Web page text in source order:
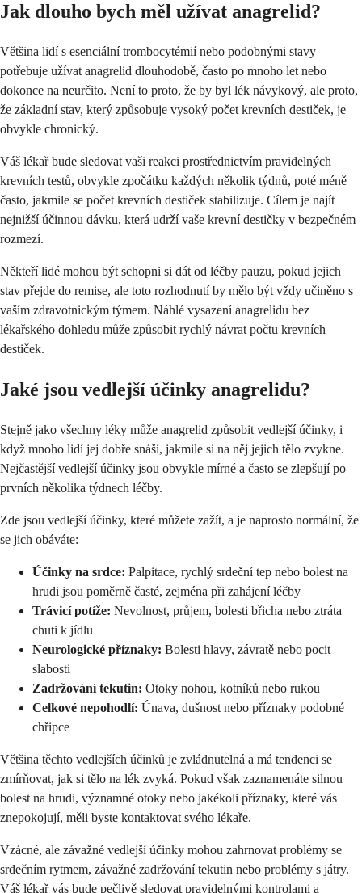
Jak dlouho bych měl užívat anagrelid?
Většina lidí s esenciální trombocytémií nebo podobnými stavy
potřebuje užívat anagrelid dlouhodobě, často po mnoho let nebo
dokonce na neurčito. Není to proto, že by byl lék návykový, ale proto,
že základní stav, který způsobuje vysoký počet krevních destiček, je
obvykle chronický.
Váš lékař bude sledovat vaši reakci prostřednictvím pravidelných
krevních testů, obvykle zpočátku každých několik týdnů, poté méně
často, jakmile se počet krevních destiček stabilizuje. Cílem je najít
nejnižší účinnou dávku, která udrží vaše krevní destičky v bezpečném
rozmezí.
Někteří lidé mohou být schopni si dát od léčby pauzu, pokud jejich
stav přejde do remise, ale toto rozhodnutí by mělo být vždy učiněno s
vaším zdravotnickým týmem. Náhlé vysazení anagrelidu bez
lékařského dohledu může způsobit rychlý návrat počtu krevních
destiček.
Jaké jsou vedlejší účinky anagrelidu?
Stejně jako všechny léky může anagrelid způsobit vedlejší účinky, i
když mnoho lidí jej dobře snáší, jakmile si na něj jejich tělo zvykne.
Nejčastější vedlejší účinky jsou obvykle mírné a často se zlepšují po
prvních několika týdnech léčby.
Zde jsou vedlejší účinky, které můžete zažít, a je naprosto normální, že
se jich obáváte:
Účinky na srdce: Palpitace, rychlý srdeční tep nebo bolest na
hrudi jsou poměrně časté, zejména při zahájení léčby
Trávicí potíže: Nevolnost, průjem, bolesti břicha nebo ztráta
chuti k jídlu
Neurologické příznaky: Bolesti hlavy, závratě nebo pocit
slabosti
Zadržování tekutin: Otoky nohou, kotníků nebo rukou
Celkové nepohodlí: Únava, dušnost nebo příznaky podobné
chřipce
Většina těchto vedlejších účinků je zvládnutelná a má tendenci se
zmírňovat, jak si tělo na lék zvyká. Pokud však zaznamenáte silnou
bolest na hrudi, významné otoky nebo jakékoli příznaky, které vás
znepokojují, měli byste kontaktovat svého lékaře.
Vzácné, ale závažné vedlejší účinky mohou zahrnovat problémy se
srdečním rytmem, závažné zadržování tekutin nebo problémy s játry.
Váš lékař vás bude pečlivě sledovat pravidelnými kontrolami a